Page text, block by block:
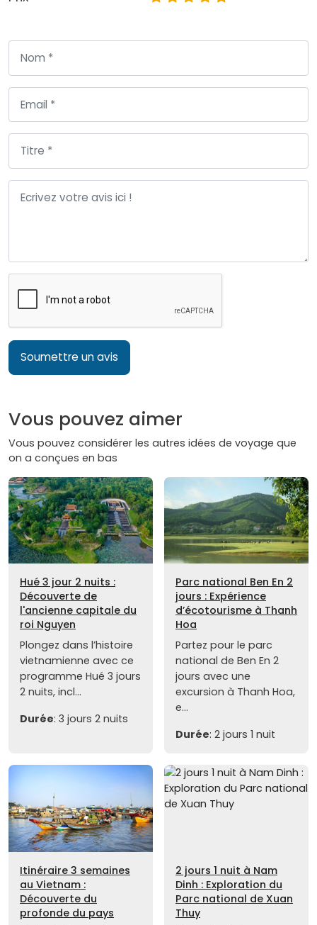
Soumettre un avis
Vous pouvez aimer
Vous pouvez considérer les autres idées de voyage que
on a conçues en bas
Hué 3 jour 2 nuits :
Découverte de
l'ancienne capitale du
roi Nguyen
Plongez dans l’histoire
vietnamienne avec ce
programme Hué 3 jours
2 nuits, incl...
Durée: 3 jours 2 nuits
Parc national Ben En 2
jours : Expérience
d’écotourisme à Thanh
Hoa
Partez pour le parc
national de Ben En 2
jours avec une
excursion à Thanh Hoa,
e...
Durée: 2 jours 1 nuit
Itinéraire 3 semaines
au Vietnam :
Découverte du
profonde du pays
2 jours 1 nuit à Nam
Dinh : Exploration du
Parc national de Xuan
Thuy